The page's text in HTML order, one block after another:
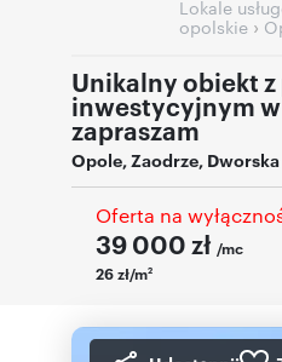
Lokale
opolskie ›
Unikalny obiekt
inwestycyjnym
zapraszam
Opole,Zaodrze, Dworska
Oferta na
39 000 zł /mc
26 zł/m2